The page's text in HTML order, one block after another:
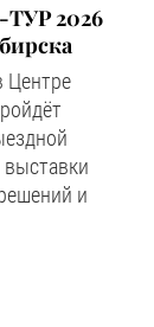
2026
Центре
и